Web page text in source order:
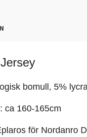
bomull, 5%
ca 160-165cm
för Nordanro